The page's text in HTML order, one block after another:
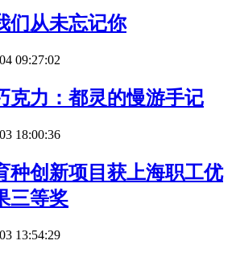
们从未忘记你
09:27:02
克力：都灵的慢游手记
18:00:36
种创新项目获上海职工优
三等奖
13:54:29